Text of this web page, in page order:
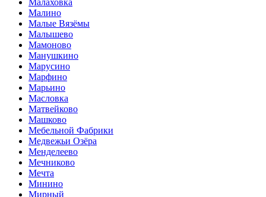
Малаховка
Малино
Малые Вязёмы
Малышево
Мамоново
Манушкино
Марусино
Марфино
Марьино
Масловка
Матвейково
Машково
Мебельной Фабрики
Медвежьи Озёра
Менделеево
Мечниково
Мечта
Минино
Мирный